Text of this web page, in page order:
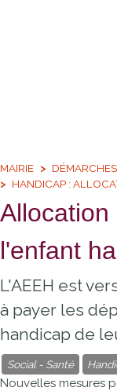
MAIRIE
HANDICAP :
Allocation
l'enfant
L'AEEH est
à payer les
handicap de
Social - Santé
Nouvelles mesures